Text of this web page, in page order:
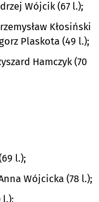
Wójcik (67 l.);
Kłosiński
Plaskota (49 l.);
Hamczyk (70
l.);
Wójcicka (78 l.);
l.);